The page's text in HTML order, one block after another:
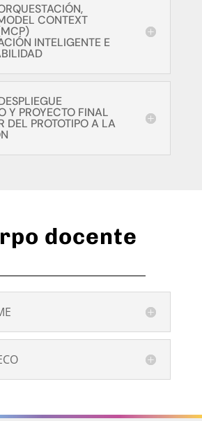
CONTEXT
INTELIGENTE E
Y PROYECTO FINAL
DEL PROTOTIPO A LA
docente